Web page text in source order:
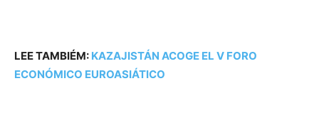
LEE TAMBIÉM: KAZAJISTÁN ACOGE EL V FORO
ECONÓMICO EUROASIÁTICO